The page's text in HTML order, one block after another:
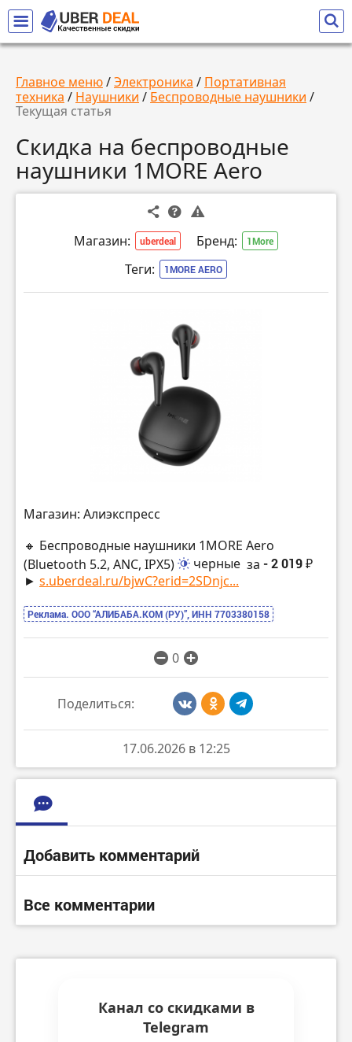
Главное меню/Электроника / Портативная
техника / Наушники / Беспроводные наушники /
Текущая статья
Скидка на беспроводные
наушники 1MORE Aero
Магазин: uberdeal Бренд: 1More
Теги: 1MORE AERO
Магазин: Алиэкспресс
🔸 Беспроводные наушники 1MORE Aero
(Bluetooth 5.2, ANC, IPX5)
черные за - 2 019 ₽
► s.uberdeal.ru/bjwC?erid=2SDnjc...
Реклама. ООО “АЛИБАБА.КОМ (РУ)”, ИНН 7703380158
0
Поделиться:
17.06.2026 в 12:25
Добавить комментарий
Все комментарии
Канал со скидками в
Telegram